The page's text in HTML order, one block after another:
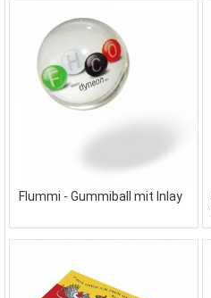
Flummi - Gummiball mit Inlay